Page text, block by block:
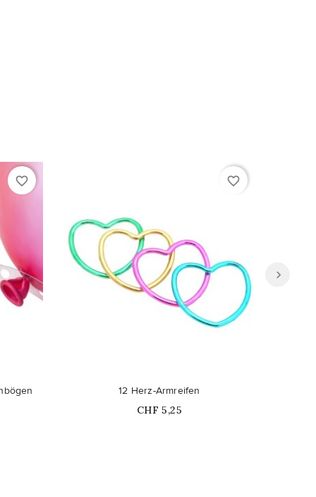
favorite_border favorite_border
12 Herz-Armreifen
Price
CHF 5,25